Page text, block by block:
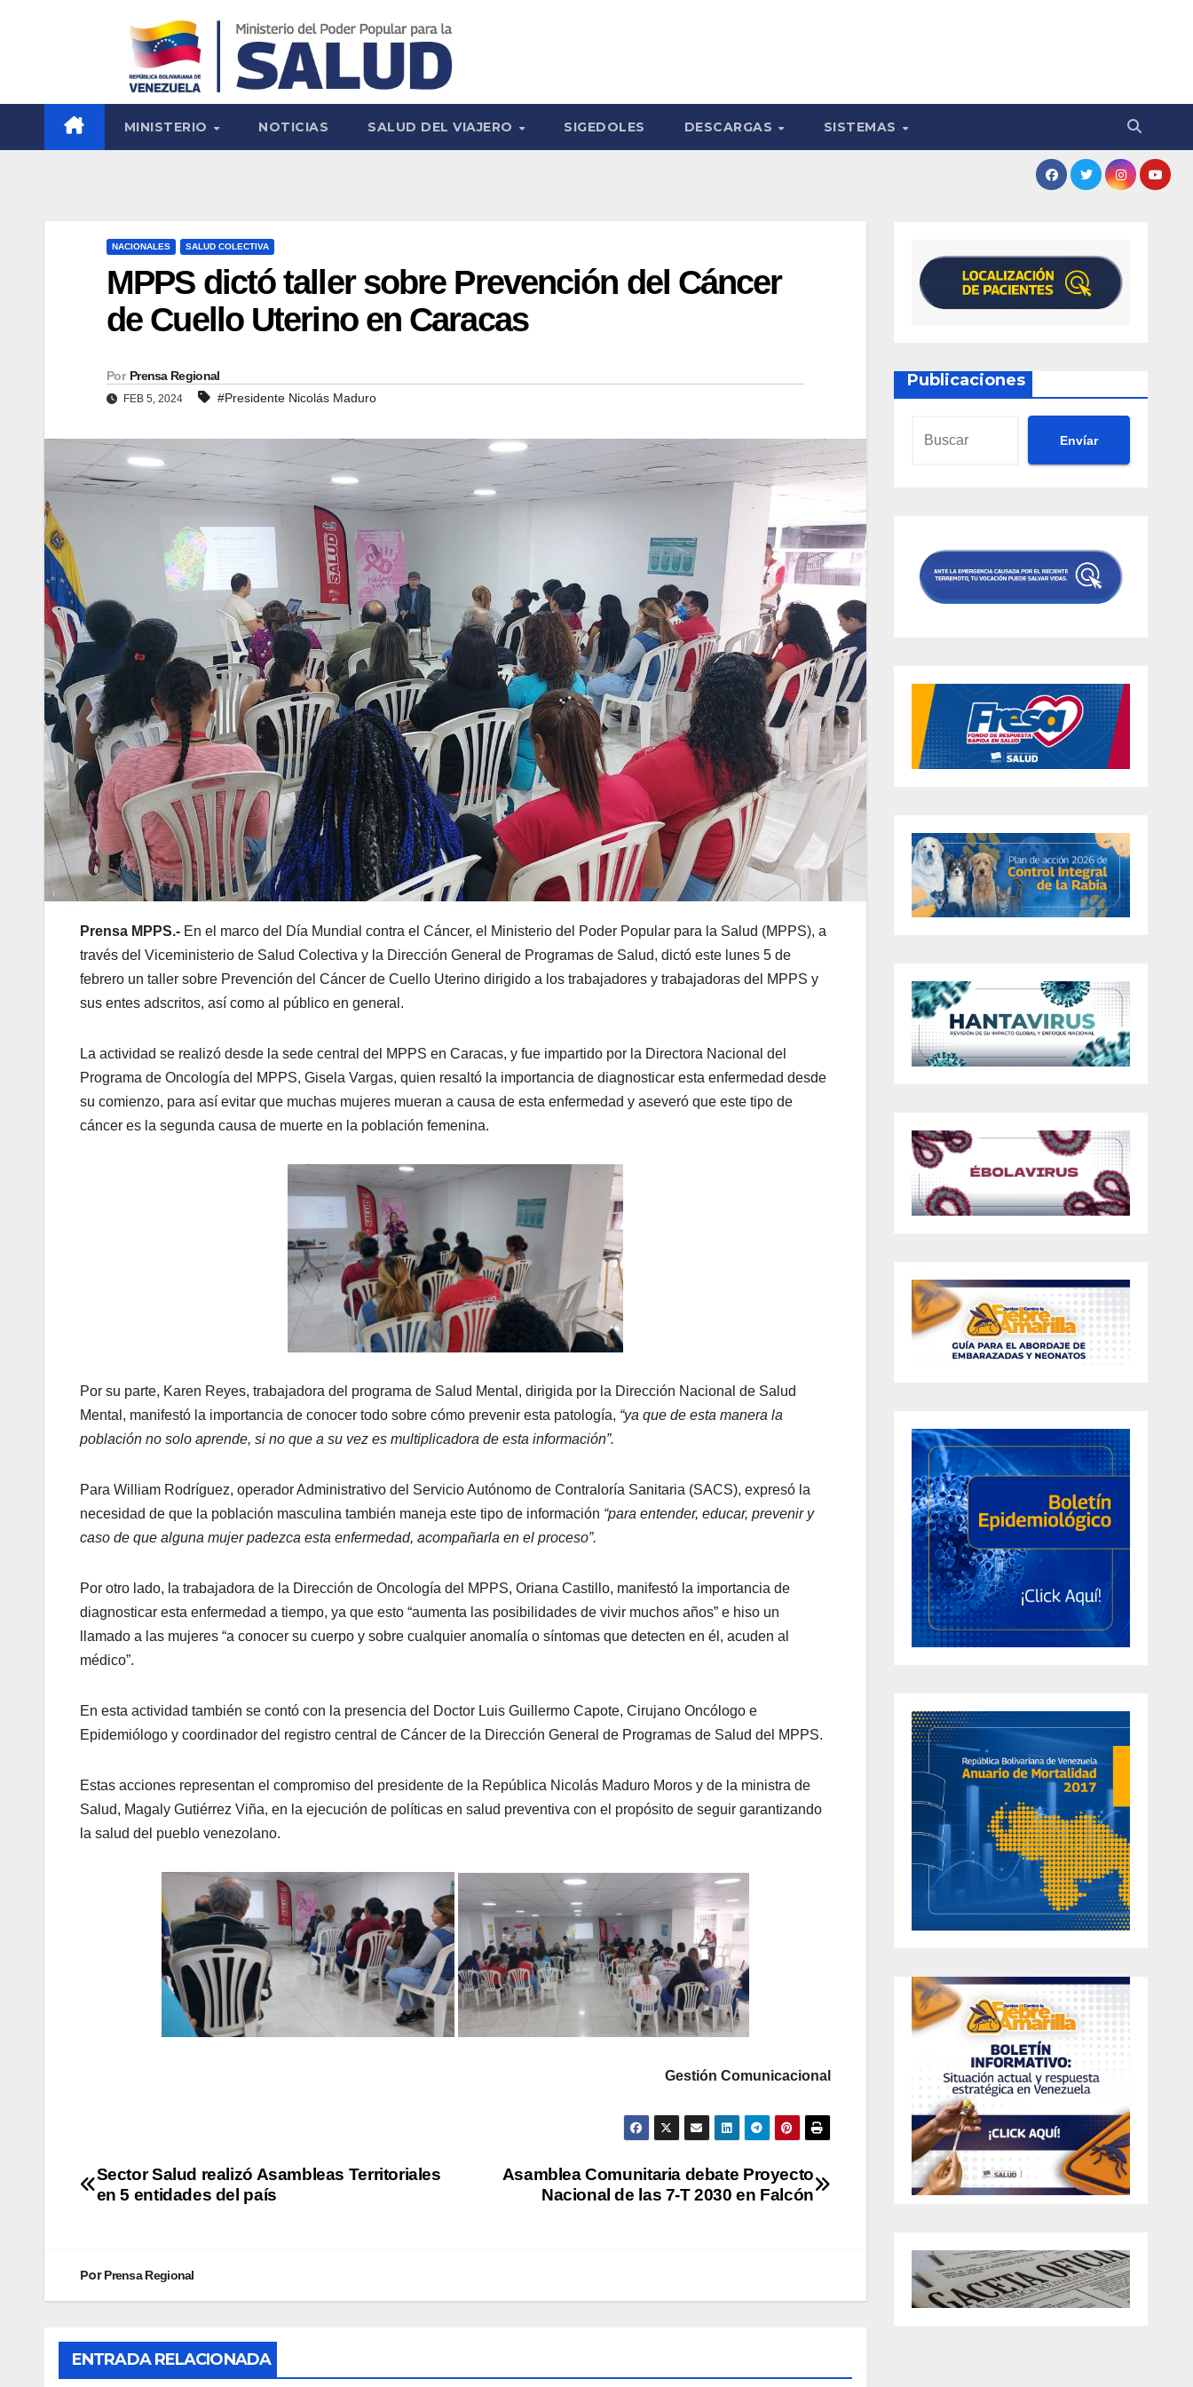
MINISTERIO NOTICIAS SALUD DEL VIAJERO SIGEDOLES DESCARGAS SISTEMAS
NACIONALES SALUD COLECTIVA
MPPS dictó taller sobre Prevención del Cáncer
de Cuello Uterino en Caracas
Por Prensa Regional
FEB 5, 2024 #Presidente Nicolás Maduro
Prensa MPPS.- En el marco del Día Mundial contra el Cáncer, el Ministerio del Poder Popular para la Salud (MPPS), a
través del Viceministerio de Salud Colectiva y la Dirección General de Programas de Salud, dictó este lunes 5 de
febrero un taller sobre Prevención del Cáncer de Cuello Uterino dirigido a los trabajadores y trabajadoras del MPPS y
sus entes adscritos, así como al público en general.
La actividad se realizó desde la sede central del MPPS en Caracas, y fue impartido por la Directora Nacional del
Programa de Oncología del MPPS, Gisela Vargas, quien resaltó la importancia de diagnosticar esta enfermedad desde
su comienzo, para así evitar que muchas mujeres mueran a causa de esta enfermedad y aseveró que este tipo de
cáncer es la segunda causa de muerte en la población femenina.
Por su parte, Karen Reyes, trabajadora del programa de Salud Mental, dirigida por la Dirección Nacional de Salud
Mental, manifestó la importancia de conocer todo sobre cómo prevenir esta patología, “ya que de esta manera la
población no solo aprende, si no que a su vez es multiplicadora de esta información”.
Para William Rodríguez, operador Administrativo del Servicio Autónomo de Contraloría Sanitaria (SACS), expresó la
necesidad de que la población masculina también maneja este tipo de información “para entender, educar, prevenir y
caso de que alguna mujer padezca esta enfermedad, acompañarla en el proceso”.
Por otro lado, la trabajadora de la Dirección de Oncología del MPPS, Oriana Castillo, manifestó la importancia de
diagnosticar esta enfermedad a tiempo, ya que esto “aumenta las posibilidades de vivir muchos años” e hiso un
llamado a las mujeres “a conocer su cuerpo y sobre cualquier anomalía o síntomas que detecten en él, acuden al
médico”.
En esta actividad también se contó con la presencia del Doctor Luis Guillermo Capote, Cirujano Oncólogo e
Epidemiólogo y coordinador del registro central de Cáncer de la Dirección General de Programas de Salud del MPPS.
Estas acciones representan el compromiso del presidente de la República Nicolás Maduro Moros y de la ministra de
Salud, Magaly Gutiérrez Viña, en la ejecución de políticas en salud preventiva con el propósito de seguir garantizando
la salud del pueblo venezolano.
Gestión Comunicacional
Asamblea Comunitaria debate Proyecto
Nacional de las 7-T 2030 en Falcón
Sector Salud realizó Asambleas Territoriales
en 5 entidades del país
PorPrensa Regional
ENTRADA RELACIONADA
Publicaciones
Envíar